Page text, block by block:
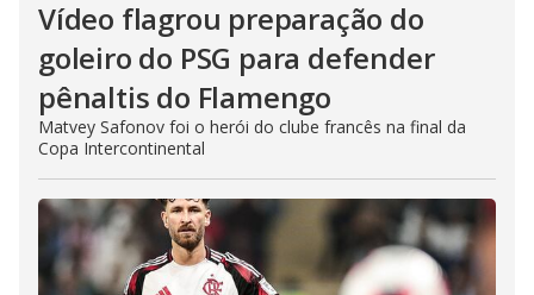
Vídeo flagrou preparação do
goleiro do PSG para defender
pênaltis do Flamengo
Matvey Safonov foi o herói do clube francês na final da
Copa Intercontinental